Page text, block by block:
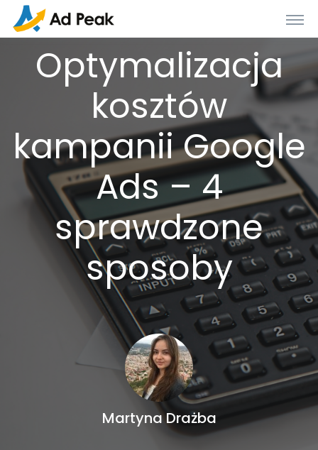
Optymalizacja
kosztów
kampanii Google
Ads – 4
sprawdzone
sposoby
Martyna Drażba